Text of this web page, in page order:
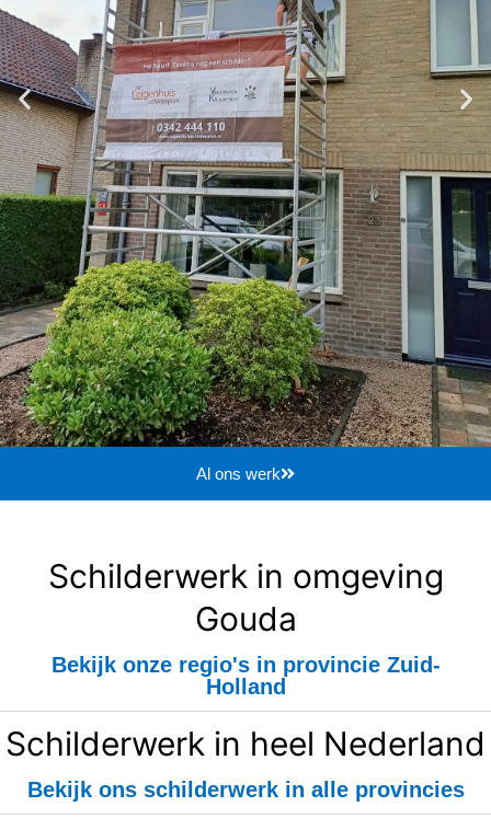
Al ons werk
Schilderwerk in omgeving
Gouda
Bekijk onze regio's in provincie Zuid-
Holland
Schilderwerk in heel Nederland
Bekijk ons schilderwerk in alle provincies